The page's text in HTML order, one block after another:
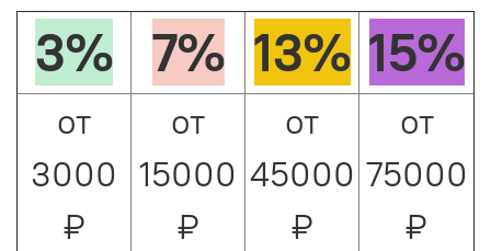
3% 7% 13% 15%
от
3000
₽
от
15000
₽
от
45000
₽
от
75000
₽